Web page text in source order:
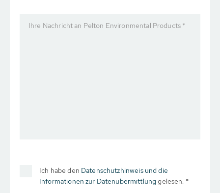
Ihre Nachricht an Pelton Environmental Products *
Ich habe den Datenschutzhinweis und die
Informationen zur Datenübermittlunggelesen. *